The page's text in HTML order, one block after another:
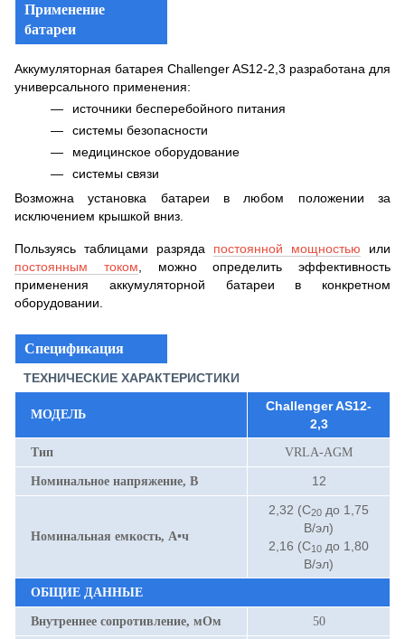
Применение
батареи
Аккумуляторная батарея Challenger AS12-2,3 разработана для
универсального применения:
источники бесперебойного питания
системы безопасности
медицинское оборудование
системы связи
Возможна установка батареи в любом положении за
исключением крышкой вниз.
Пользуясь таблицами разряда постоянной мощностью
или
постоянным током , можно определить эффективность
применения аккумуляторной батареи в конкретном
оборудовании.
Спецификация
ТЕХНИЧЕСКИЕ ХАРАКТЕРИСТИКИ
МОДЕЛЬ
Challenger AS12-
2,3
Тип VRLA-AGM
Номинальное напряжение, В 12
Номинальная емкость, А•ч
2,32 (С20 до 1,75
В/эл)
2,16 (С10 до 1,80
В/эл)
ОБЩИЕ ДАННЫЕ
Внутреннее сопротивление, мОм 50